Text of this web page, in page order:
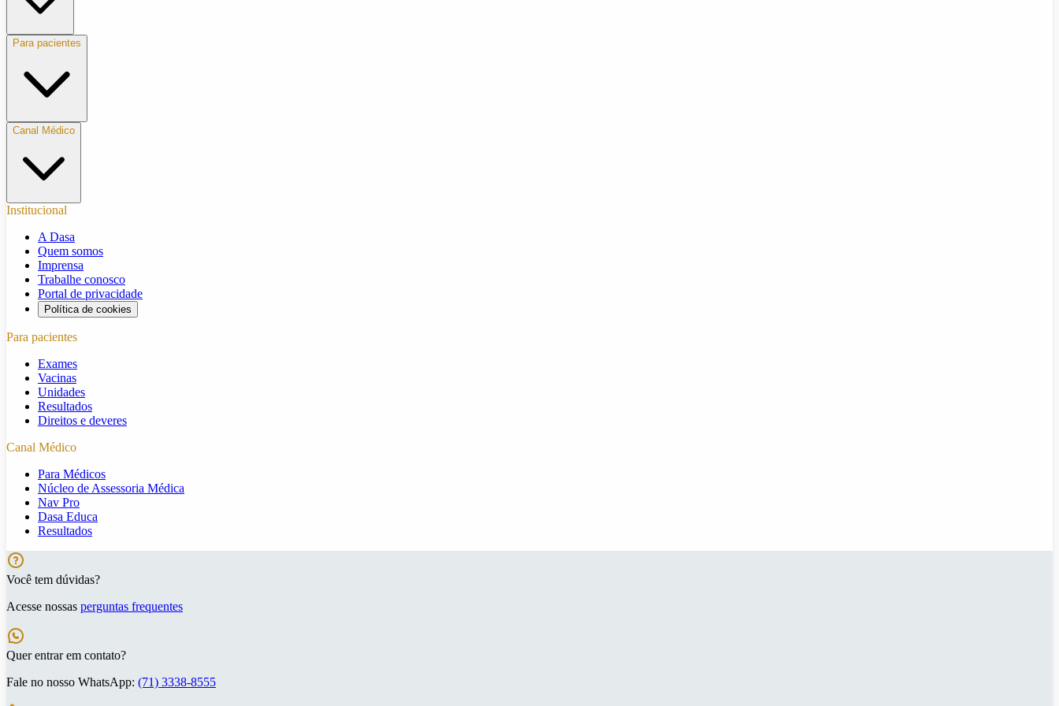
Para pacientes
Canal Médico
Institucional
A Dasa
Quem somos
Imprensa
Trabalhe conosco
Portal de privacidade
Política de cookies
Para pacientes
Exames
Vacinas
Unidades
Resultados
Direitos e deveres
Canal Médico
Para Médicos
Núcleo de Assessoria Médica
Nav Pro
Dasa Educa
Resultados
Você tem dúvidas?
Acesse nossas perguntas frequentes
Quer entrar em contato?
Fale no nosso WhatsApp: (71) 3338-8555